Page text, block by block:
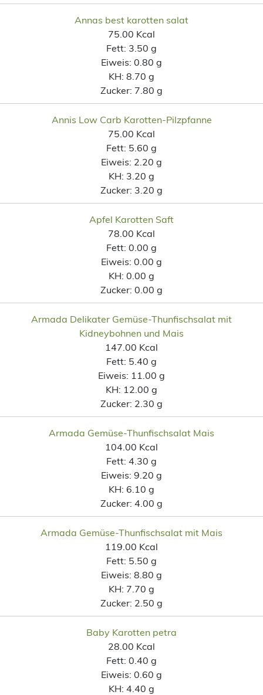
Annas best karotten salat
75.00 Kcal
Fett: 3.50 g
Eiweis: 0.80 g
KH: 8.70 g
Zucker: 7.80 g
Annis Low Carb Karotten-Pilzpfanne
75.00 Kcal
Fett: 5.60 g
Eiweis: 2.20 g
KH: 3.20 g
Zucker: 3.20 g
Apfel Karotten Saft
78.00 Kcal
Fett: 0.00 g
Eiweis: 0.00 g
KH: 0.00 g
Zucker: 0.00 g
Armada Delikater Gemüse-Thunfischsalat mit
Kidneybohnen und Mais
147.00 Kcal
Fett: 5.40 g
Eiweis: 11.00 g
KH: 12.00 g
Zucker: 2.30 g
Armada Gemüse-Thunfischsalat Mais
104.00 Kcal
Fett: 4.30 g
Eiweis: 9.20 g
KH: 6.10 g
Zucker: 4.00 g
Armada Gemüse-Thunfischsalat mit Mais
119.00 Kcal
Fett: 5.50 g
Eiweis: 8.80 g
KH: 7.70 g
Zucker: 2.50 g
Baby Karotten petra
28.00 Kcal
Fett: 0.40 g
Eiweis: 0.60 g
KH: 4.40 g